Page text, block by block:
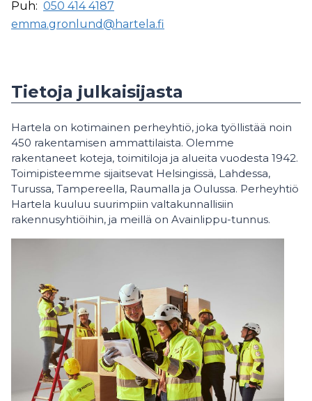
Puh: 050 414 4187
emma.gronlund@hartela.fi
Tietoja julkaisijasta
Hartela on kotimainen perheyhtiö, joka työllistää noin
450 rakentamisen ammattilaista. Olemme
rakentaneet koteja, toimitiloja ja alueita vuodesta 1942.
Toimipisteemme sijaitsevat Helsingissä, Lahdessa,
Turussa, Tampereella, Raumalla ja Oulussa. Perheyhtiö
Hartela kuuluu suurimpiin valtakunnallisiin
rakennusyhtiöihin, ja meillä on Avainlippu-tunnus.